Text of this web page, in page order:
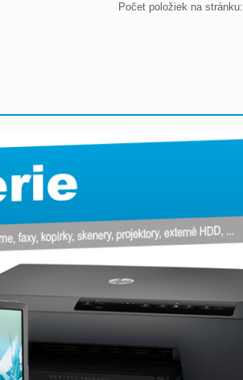
Počet položiek na stránku: